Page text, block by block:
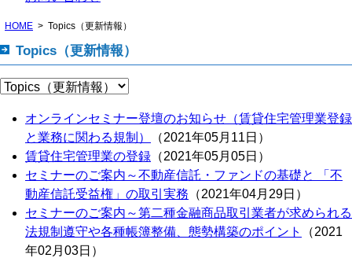
HOME Topics（更新情報）
Topics（更新情報）
オンラインセミナー登壇のお知らせ（賃貸住宅管理業登録
と業務に関わる規制）
（2021年05月11日）
賃貸住宅管理業の登録 （2021年05月05日）
セミナーのご案内～不動産信託・ファンドの基礎と 「不
動産信託受益権」の取引実務 （2021年04月29日）
セミナーのご案内～第二種金融商品取引業者が求められる
法規制遵守や各種帳簿整備、態勢構築のポイント
（2021
年02月03日）